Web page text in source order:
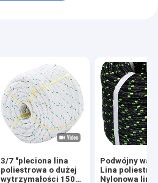
3/7 "pleciona lina
poliestrowa o dużej
wytrzymałości 150
Podwójny
Lina
Nylonowa lina